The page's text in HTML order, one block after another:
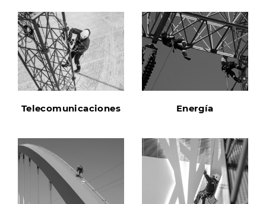
Telecomunicaciones Energía